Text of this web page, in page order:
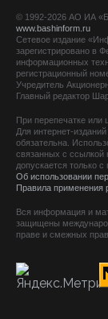
© 1992-2026 АО ИА
www.bashinform.ru
Сетевое издание
зарегистрировано в
информационных
регистрационный
Учредитель
Главный редактор
При перепечатке или
Для интернет-
обязательна.
связанных с ссылкой
допускается только
Об использовании
Правила применения
Вся информация и
защищены
праве и смежных